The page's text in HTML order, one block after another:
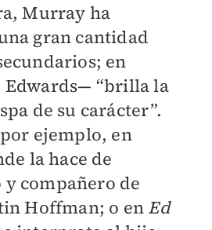
Murray ha
gran cantidad
en
“brilla la
de su carácter”.
ejemplo, en
la hace de
compañero de
Hoffman; o en Ed